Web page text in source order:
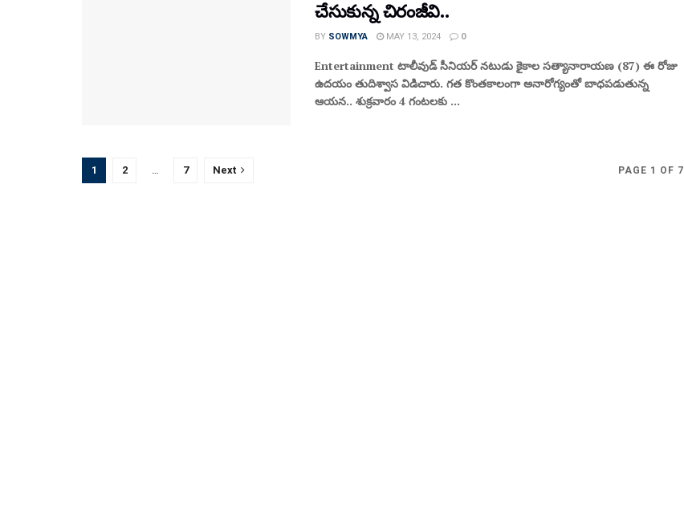
చేసుకున్న చిరంజీవి..
BY SOWMYA MAY 13, 2024 0
Entertainment టాలీవుడ్ సీనియర్ నటుడు కైకాల సత్యానారాయణ (87) ఈ రోజు
ఉదయం తుదిశ్వాస విడిచారు. గత కొంతకాలంగా అనారోగ్యంతో బాధపడుతున్న
ఆయన.. శుక్రవారం 4 గంటలకు ...
PAGE 1 OF 7
1 2 … 7 Next